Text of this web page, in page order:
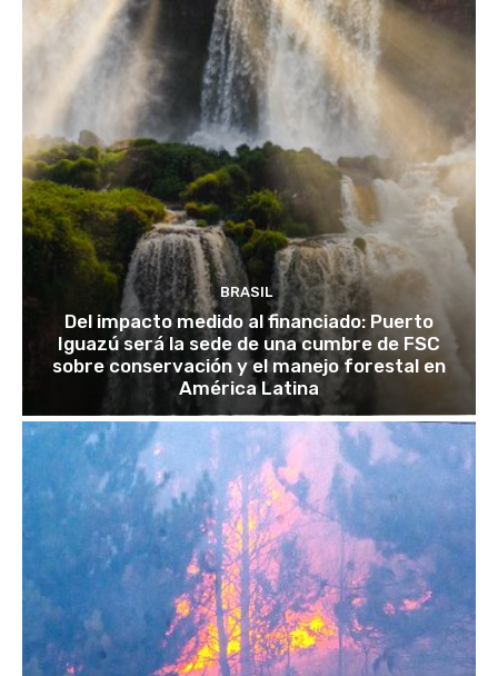
BRASIL
Del impacto medido al financiado: Puerto
Iguazú será la sede de una cumbre de FSC
sobre conservación y el manejo forestal en
América Latina